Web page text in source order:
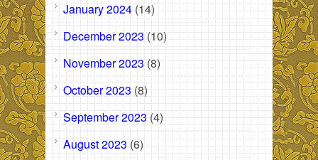
January 2024 (14)
December 2023 (10)
November 2023 (8)
October 2023 (8)
September 2023 (4)
August 2023 (6)